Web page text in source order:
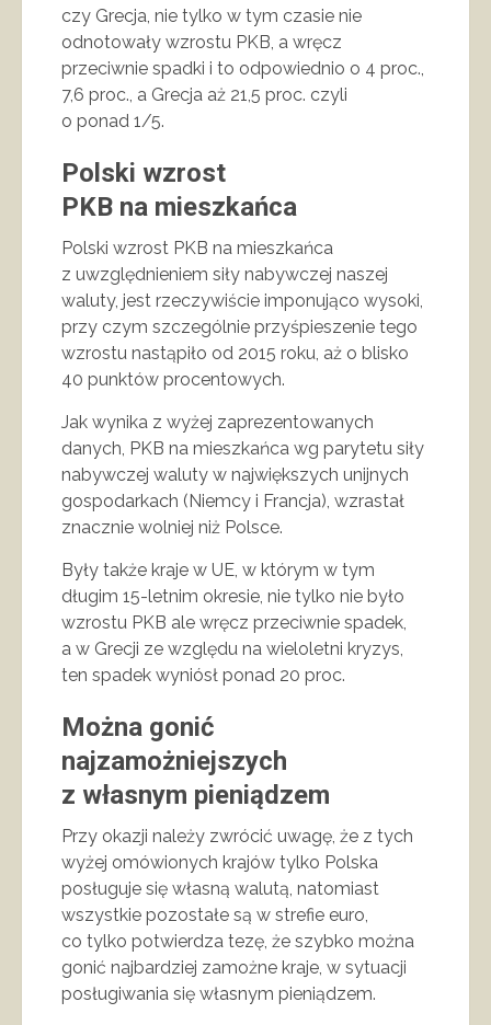
czy Grecja, nie tylko w tym czasie nie
odnotowały wzrostu PKB, a wręcz
przeciwnie spadki i to odpowiednio o 4 proc.,
7,6 proc., a Grecja aż 21,5 proc. czyli
o ponad 1/5.
Polski wzrost
PKB na mieszkańca
Polski wzrost PKB na mieszkańca
z uwzględnieniem siły nabywczej naszej
waluty, jest rzeczywiście imponująco wysoki,
przy czym szczególnie przyśpieszenie tego
wzrostu nastąpiło od 2015 roku, aż o blisko
40 punktów procentowych.
Jak wynika z wyżej zaprezentowanych
danych, PKB na mieszkańca wg parytetu siły
nabywczej waluty w największych unijnych
gospodarkach (Niemcy i Francja), wzrastał
znacznie wolniej niż Polsce.
Były także kraje w UE, w którym w tym
długim 15-letnim okresie, nie tylko nie było
wzrostu PKB ale wręcz przeciwnie spadek,
a w Grecji ze względu na wieloletni kryzys,
ten spadek wyniósł ponad 20 proc.
Można gonić
najzamożniejszych
z własnym pieniądzem
Przy okazji należy zwrócić uwagę, że z tych
wyżej omówionych krajów tylko Polska
posługuje się własną walutą, natomiast
wszystkie pozostałe są w strefie euro,
co tylko potwierdza tezę, że szybko można
gonić najbardziej zamożne kraje, w sytuacji
posługiwania się własnym pieniądzem.